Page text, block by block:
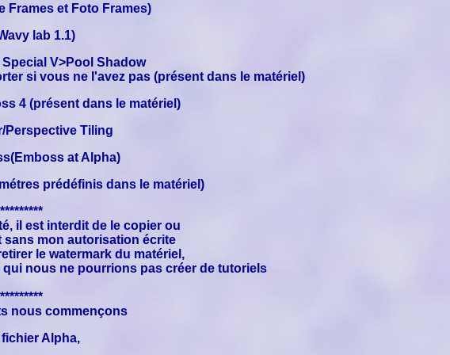
Frames et Foto Frames)
lab 1.1)
V>Pool Shadow
si vous ne l'avez pas (présent dans le matériel)
4 (présent dans le matériel)
Perspective Tiling
at Alpha)
prédéfinis dans le matériel)
il est interdit de le copier ou
sans mon autorisation écrite
le watermark du matériel,
nous ne pourrions pas créer de tutoriels
nous commençons
Alpha,